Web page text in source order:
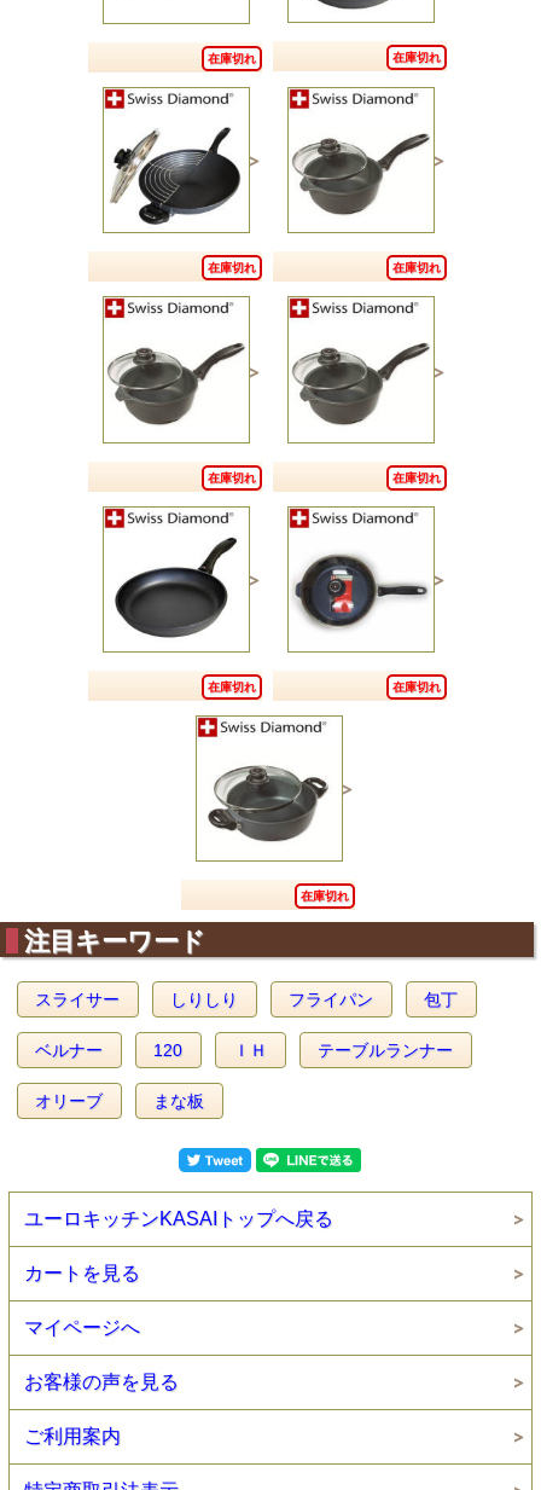
在庫切れ 在庫切れ
在庫切れ 在庫切れ
在庫切れ 在庫切れ
在庫切れ 在庫切れ
在庫切れ
注目キーワード
スライサー しりしり フライパン 包丁
ベルナー 120 ＩＨ テーブルランナー
オリーブ まな板
ユーロキッチンKASAIトップへ戻る
カートを見る
マイページへ
お客様の声を見る
ご利用案内